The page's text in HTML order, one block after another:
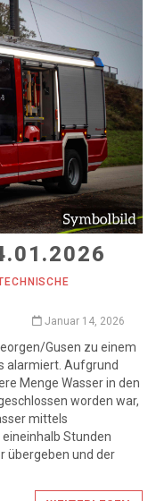
Januar 14, 2026
Gusen zu einem
alarmiert. Aufgrund
Menge Wasser in den
worden war,
mittels
Stunden
übergeben und der